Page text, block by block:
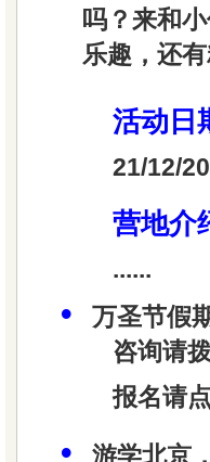
吗？来和
乐趣，还
活动日
21/12/
营地介
......
•
万圣节假
咨询请
报名请
•
游学北京